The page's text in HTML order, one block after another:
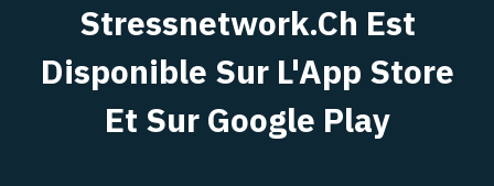
Stressnetwork.ch Est
Disponible Sur L'App Store
Et Sur Google Play